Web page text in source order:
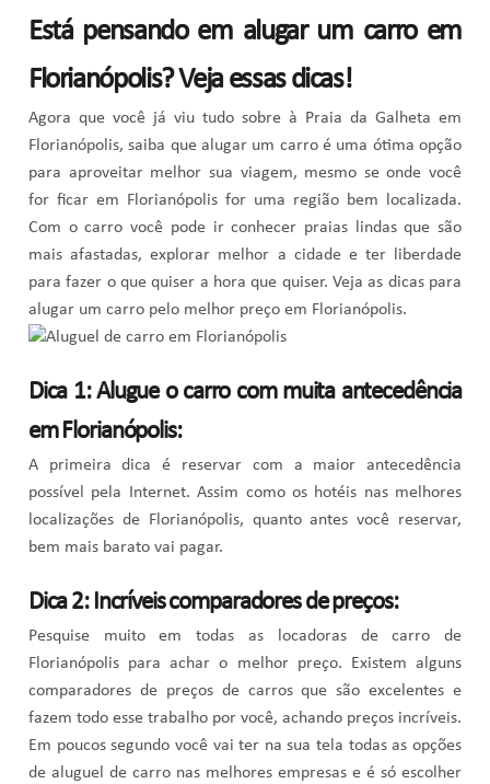
Está pensando em alugar um carro em
Florianópolis? Veja essas dicas!
Agora que você já viu tudo sobre à Praia da Galheta em
Florianópolis, saiba que alugar um carro é uma ótima opção
para aproveitar melhor sua viagem, mesmo se onde você
for ficar em Florianópolis for uma região bem localizada.
Com o carro você pode ir conhecer praias lindas que são
mais afastadas, explorar melhor a cidade e ter liberdade
para fazer o que quiser a hora que quiser. Veja as dicas para
alugar um carro pelo melhor preço em Florianópolis.
Dica 1: Alugue o carro com muita antecedência
em Florianópolis:
A primeira dica é reservar com a maior antecedência
possível pela Internet. Assim como os hotéis nas melhores
localizações de Florianópolis, quanto antes você reservar,
bem mais barato vai pagar.
Dica 2: Incríveis comparadores de preços:
Pesquise muito em todas as locadoras de carro de
Florianópolis para achar o melhor preço. Existem alguns
comparadores de preços de carros que são excelentes e
fazem todo esse trabalho por você, achando preços incríveis.
Em poucos segundo você vai ter na sua tela todas as opções
de aluguel de carro nas melhores empresas e é só escolher